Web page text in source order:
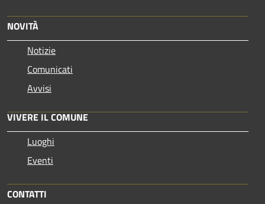
NOVITÀ
Notizie
Comunicati
Avvisi
VIVERE IL COMUNE
Luoghi
Eventi
CONTATTI